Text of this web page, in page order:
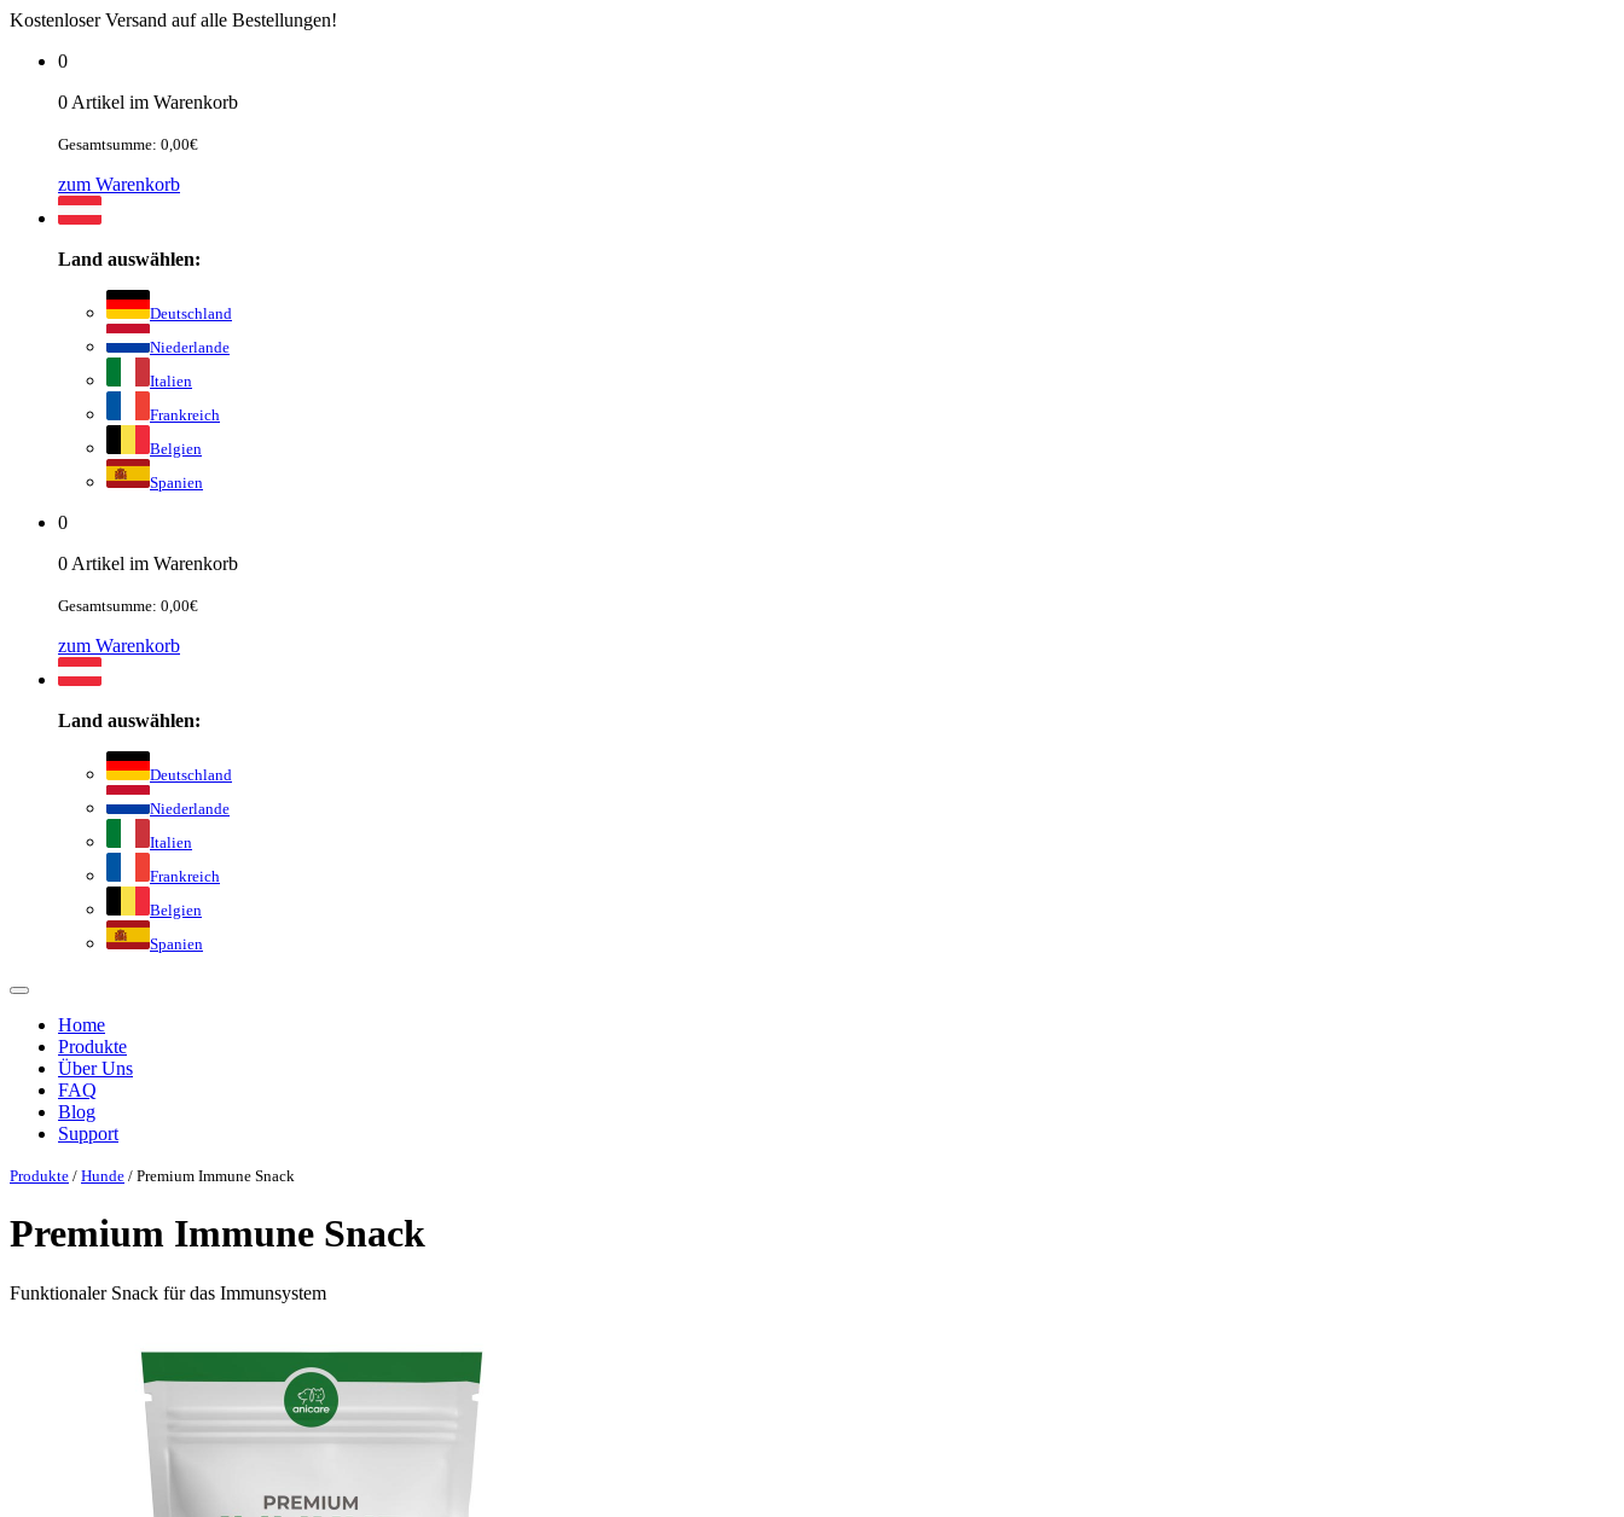
Kostenloser Versand auf alle Bestellungen!
0
0 Artikel im Warenkorb
Gesamtsumme: 0,00€
zum Warenkorb
Land auswählen:
Deutschland
Niederlande
Italien
Frankreich
Belgien
Spanien
0
0 Artikel im Warenkorb
Gesamtsumme: 0,00€
zum Warenkorb
Land auswählen:
Deutschland
Niederlande
Italien
Frankreich
Belgien
Spanien
Home
Produkte
Über Uns
FAQ
Blog
Support
Produkte / Hunde / Premium Immune Snack
Premium Immune Snack
Funktionaler Snack für das Immunsystem